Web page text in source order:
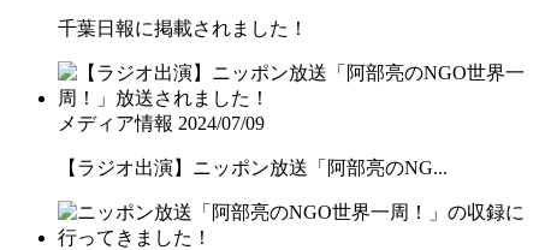
千葉日報に掲載されました！
メディア情報 2024/07/09
【ラジオ出演】ニッポン放送「阿部亮のNG...